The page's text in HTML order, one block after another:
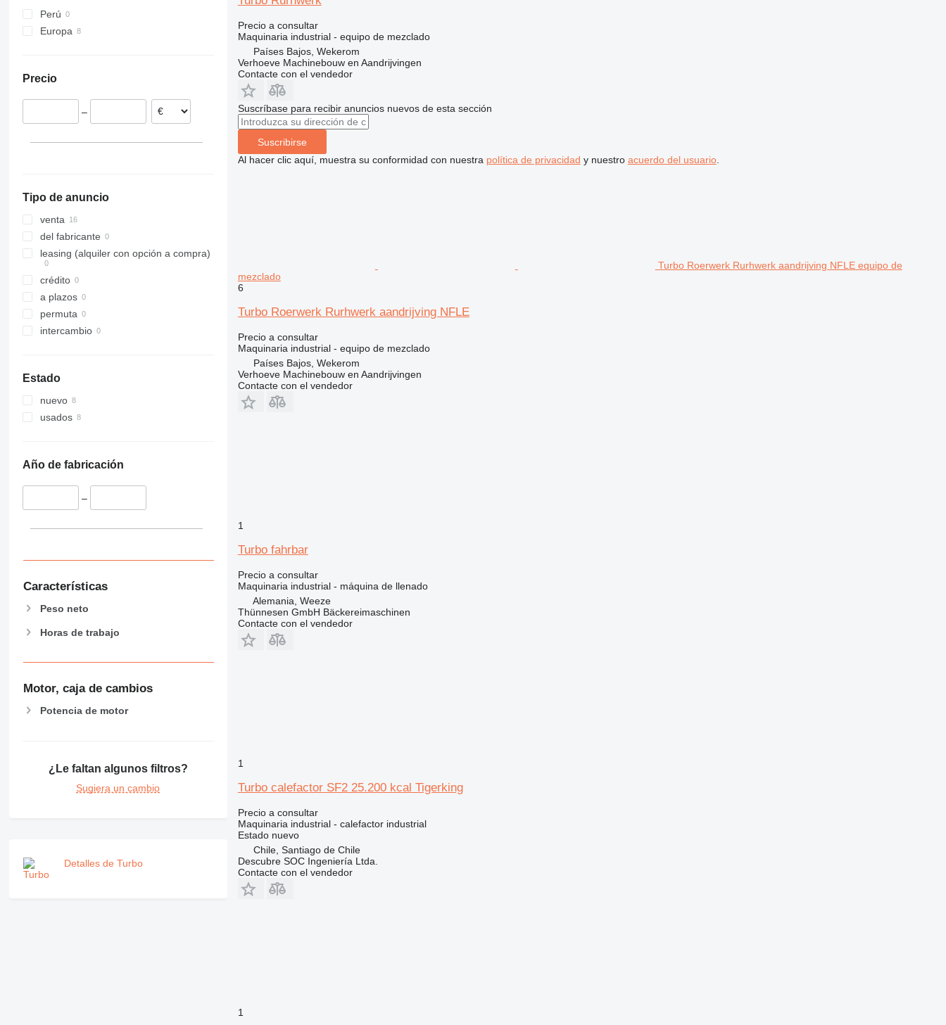
XRHS
XRVS
V-series
StitchLiner
VAC
Perú
Europa
España
Alemania
Precio
–
Tipo de anuncio
venta
del fabricante
leasing (alquiler con opción a compra)
crédito
a plazos
permuta
intercambio
Estado
nuevo
usados
Año de fabricación
–
Características
Peso neto
Horas de trabajo
Motor, caja de cambios
Potencia de motor
¿Le faltan algunos filtros?
Sugiera un cambio
Detalles de Turbo
Precio a consultar
Maquinaria industrial - equipo de mezclado
Países Bajos, Wekerom
Verhoeve Machinebouw en Aandrijvingen
Contacte con el vendedor
Suscríbase para recibir anuncios nuevos de esta sección
Suscribirse
Al hacer clic aquí, muestra su conformidad con nuestra política de privacidad y nuestro acuerdo del usuario.
Turbo Roerwerk Rurhwerk aandrijving NFLE equipo de
mezclado
6
Turbo Roerwerk Rurhwerk aandrijving NFLE
Precio a consultar
Maquinaria industrial - equipo de mezclado
Países Bajos, Wekerom
Verhoeve Machinebouw en Aandrijvingen
Contacte con el vendedor
1
Turbo fahrbar
Precio a consultar
Maquinaria industrial - máquina de llenado
Alemania, Weeze
Thünnesen GmbH Bäckereimaschinen
Contacte con el vendedor
1
Turbo calefactor SF2 25.200 kcal Tigerking
Precio a consultar
Maquinaria industrial - calefactor industrial
Estadonuevo
Chile, Santiago de Chile
Descubre SOC Ingeniería Ltda.
Contacte con el vendedor
1